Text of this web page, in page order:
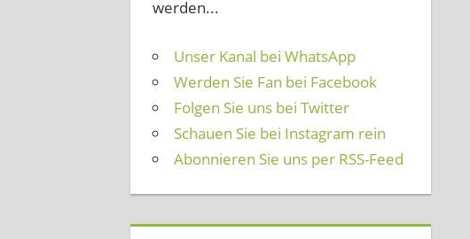
werden...
Unser Kanal bei WhatsApp
Werden Sie Fan bei Facebook
Folgen Sie uns bei Twitter
Schauen Sie bei Instagram rein
Abonnieren Sie uns per RSS-Feed